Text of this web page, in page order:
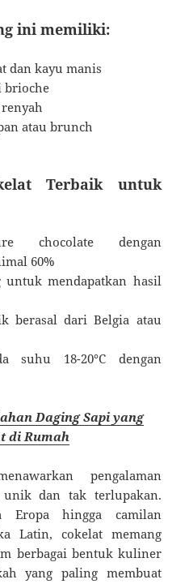
ini memiliki:
dan kayu manis
brioche
atau brunch
Terbaik untuk
chocolate dengan
60%
untuk mendapatkan hasil
berasal dari Belgia atau
suhu 18-20°C dengan
Daging Sapi yang
di Rumah
pengalaman
dan tak terlupakan.
hingga camilan
Latin, cokelat memang
berbagai bentuk kuliner
yang paling membuat